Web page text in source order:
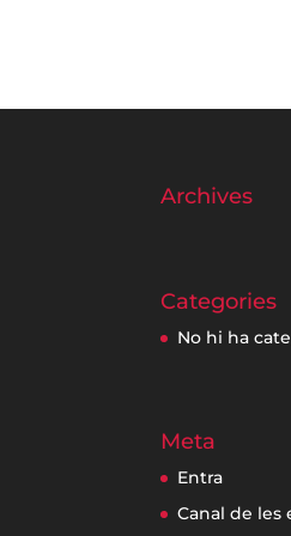
Archives
Categories
No hi ha
Meta
Entra
Canal de les